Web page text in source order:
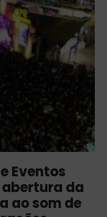
Eventos
da
ao som de